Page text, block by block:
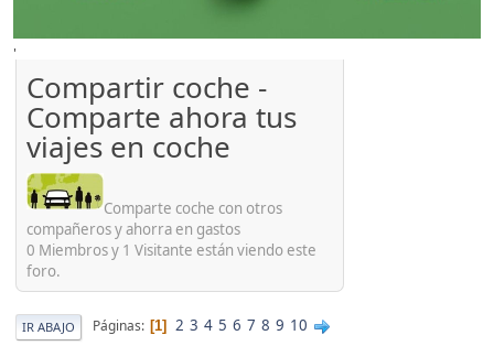
'
Compartir coche -
Comparte ahora tus
viajes en coche
Comparte coche con otros
compañeros y ahorra en gastos
0 Miembros y 1 Visitante están viendo este
foro.
IR ABAJO Páginas 1 2 3 4 5 6 7 8 9 10